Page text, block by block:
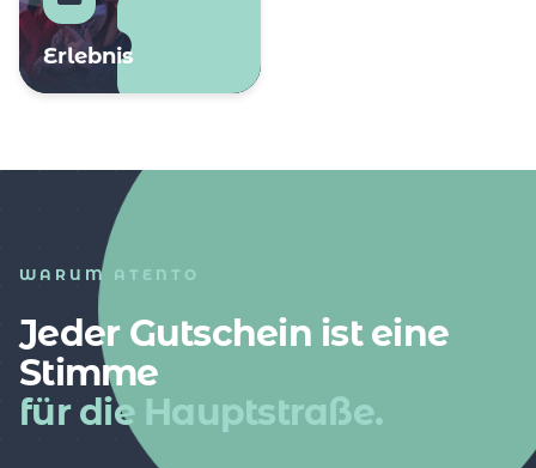
Erlebnis
WARUM ATENTO
Jeder Gutschein ist eine
Stimme
für die Hauptstraße.